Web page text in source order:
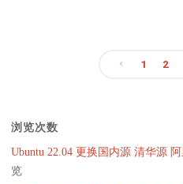
的
1 2
浏览次数
Ubuntu 22.04 更换国内源 清华源
览